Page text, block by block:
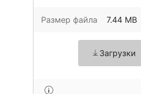
Размер файла 7.44 MB
Загрузки